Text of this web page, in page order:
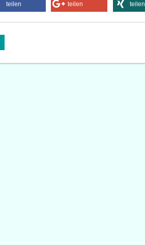
teilen teilen teilen